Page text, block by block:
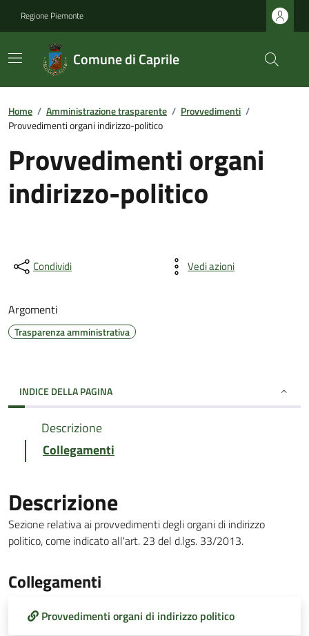
Regione Piemonte
Comune di Caprile
Home / Amministrazione trasparente / Provvedimenti /
Provvedimenti organi indirizzo-politico
Provvedimenti organi
indirizzo-politico
Condividi Vedi azioni
Argomenti
Trasparenza amministrativa
INDICE DELLA PAGINA
Descrizione
Collegamenti
Descrizione
Sezione relativa ai provvedimenti degli organi di indirizzo
politico, come indicato all'art. 23 del d.lgs. 33/2013.
Collegamenti
Provvedimenti organi di indirizzo politico